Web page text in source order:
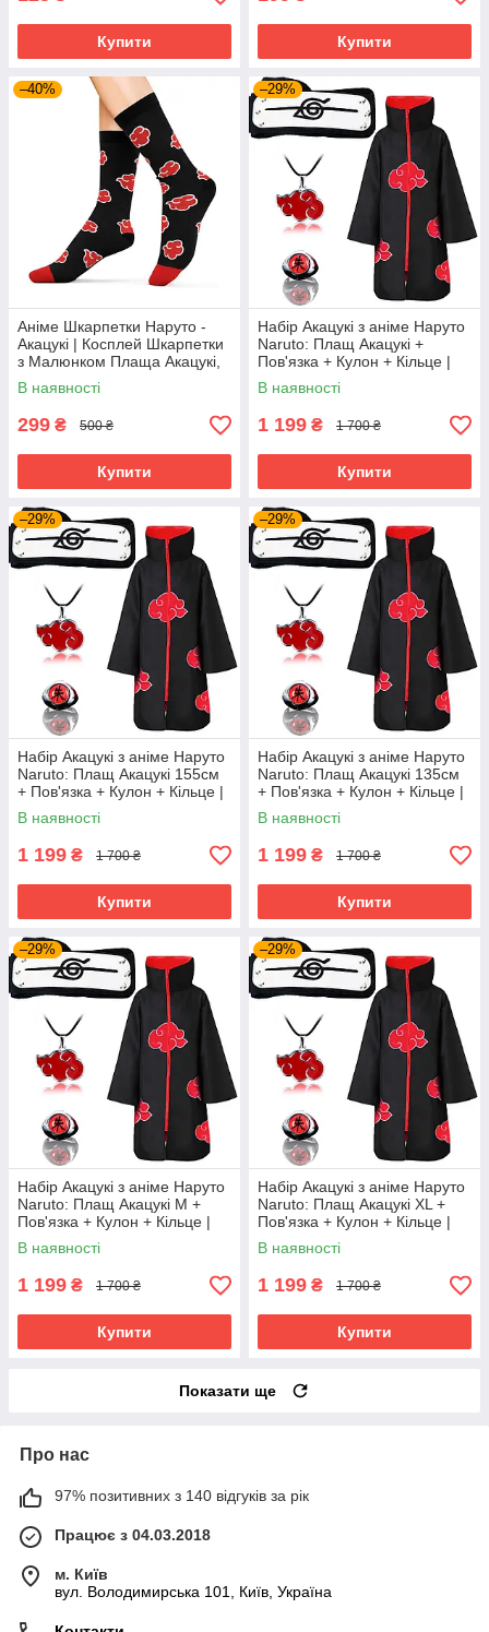
Купити Купити
–40%
Аніме Шкарпетки Наруто -
Акацукі | Косплей Шкарпетки
з Малюнком Плаща Акацукі,
сosplay Naruto Akatsuki
В наявності
299 ₴ 500 ₴
Купити
–29%
Набір Акацукі з аніме Наруто
Naruto: Плащ Акацукі +
Пов'язка + Кулон + Кільце |
Косплей Ніндзя Акацукі
Cosplay Akatsuki Ninja
В наявності
1 199 ₴ 1 700 ₴
Купити
–29%
Набір Акацукі з аніме Наруто
Naruto: Плащ Акацукі 155см
+ Пов'язка + Кулон + Кільце |
Косплей Ніндзя Акацукі
Cosplay Akatsuki Ninja
В наявності
1 199 ₴ 1 700 ₴
Купити
–29%
Набір Акацукі з аніме Наруто
Naruto: Плащ Акацукі 135см
+ Пов'язка + Кулон + Кільце |
Косплей Ніндзя Акацукі
Cosplay Akatsuki Ninja
В наявності
1 199 ₴ 1 700 ₴
Купити
–29%
Набір Акацукі з аніме Наруто
Naruto: Плащ Акацукі М +
Пов'язка + Кулон + Кільце |
Косплей Ніндзя Акацукі
Cosplay Akatsuki Ninja
В наявності
1 199 ₴ 1 700 ₴
Купити
–29%
Набір Акацукі з аніме Наруто
Naruto: Плащ Акацукі XL +
Пов'язка + Кулон + Кільце |
Косплей Ніндзя Акацукі
Cosplay Akatsuki Ninja
В наявності
1 199 ₴ 1 700 ₴
Купити
Показати ще
Про нас
97% позитивних з 140 відгуків за рік
Працює з 04.03.2018
м. Київ
вул. Володимирська 101, Київ, Україна